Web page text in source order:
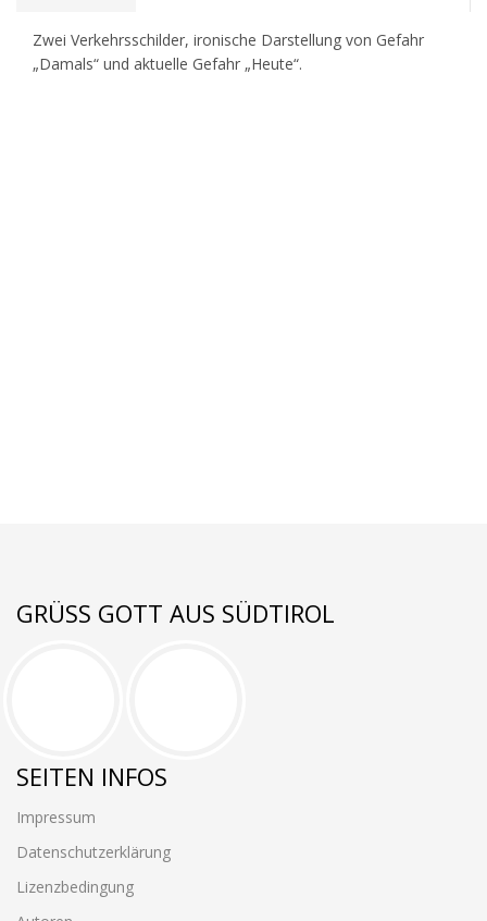
Zwei Verkehrsschilder, ironische Darstellung von Gefahr
„Damals“ und aktuelle Gefahr „Heute“.
GRÜSS GOTT AUS SÜDTIROL
SEITEN INFOS
Impressum
Datenschutzerklärung
Lizenzbedingung